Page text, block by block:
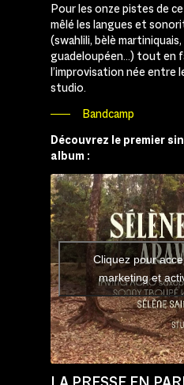
Pour les onze pistes de
mêlé les langues et
(swahlili, bèlè
guadeloupéen…) tout en
l’improvisation née entre
studio.
Bandcamp
Découvrez le premier
album :
Cliquez pour
marketing et